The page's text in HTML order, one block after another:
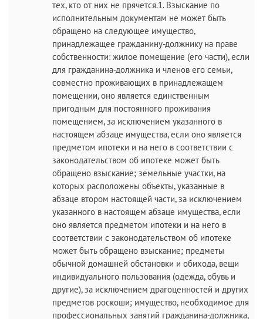
тех, кто от них не прячется.1. Взыскание по
исполнительным документам не может быть
обращено на следующее имущество,
принадлежащее гражданину-должнику на праве
собственности: жилое помещение (его части), если
для гражданина-должника и членов его семьи,
совместно проживающих в принадлежащем
помещении, оно является единственным
пригодным для постоянного проживания
помещением, за исключением указанного в
настоящем абзаце имущества, если оно является
предметом ипотеки и на него в соответствии с
законодательством об ипотеке может быть
обращено взыскание; земельные участки, на
которых расположены объекты, указанные в
абзаце втором настоящей части, за исключением
указанного в настоящем абзаце имущества, если
оно является предметом ипотеки и на него в
соответствии с законодательством об ипотеке
может быть обращено взыскание; предметы
обычной домашней обстановки и обихода, вещи
индивидуального пользования (одежда, обувь и
другие), за исключением драгоценностей и других
предметов роскоши; имущество, необходимое для
профессиональных занятий гражданина-должника,